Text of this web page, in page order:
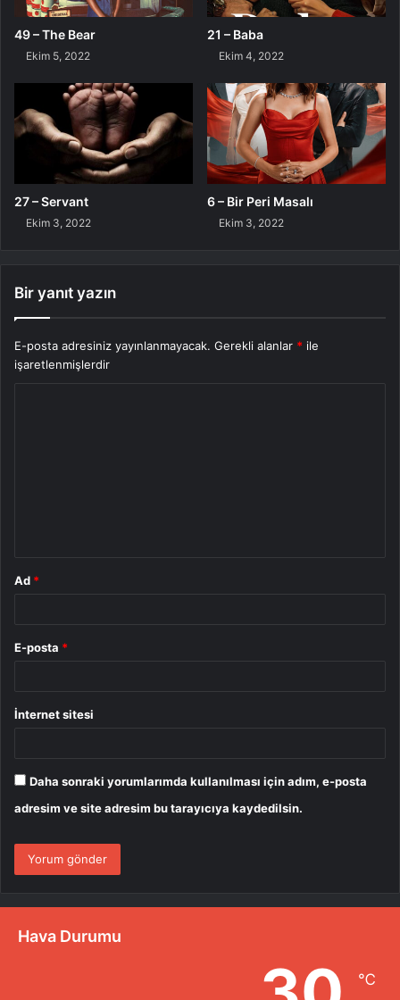
49 – The Bear
Ekim 5, 2022
21 – Baba
Ekim 4, 2022
27 – Servant
Ekim 3, 2022
6 – Bir Peri Masalı
Ekim 3, 2022
Bir yanıt yazın
E-posta adresiniz yayınlanmayacak. Gerekli alanlar * ile
işaretlenmişlerdir
Ad *
E-posta *
İnternet sitesi
Daha sonraki yorumlarımda kullanılması için adım, e-posta
adresim ve site adresim bu tarayıcıya kaydedilsin.
Hava Durumu
℃